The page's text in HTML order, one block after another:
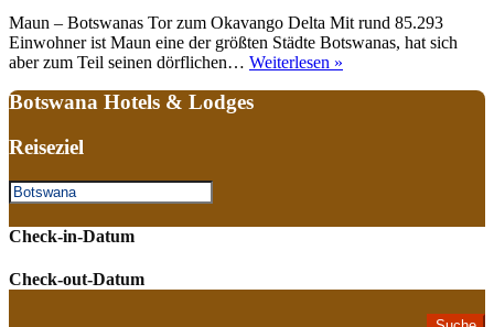
Maun – Botswanas Tor zum Okavango Delta Mit rund 85.293
Einwohner ist Maun eine der größten Städte Botswanas, hat sich
aber zum Teil seinen dörflichen… Weiterlesen »
Botswana Hotels & Lodges
Reiseziel
Check-in-Datum
Check-out-Datum